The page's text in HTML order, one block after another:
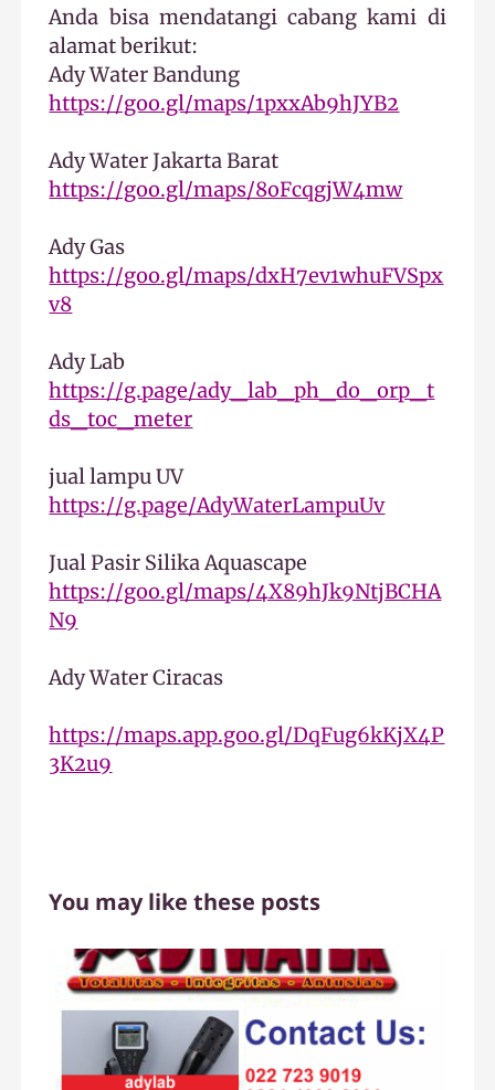
Anda bisa mendatangi cabang kami di
alamat berikut:
Ady Water Bandung
https://goo.gl/maps/1pxxAb9hJYB2
Ady Water Jakarta Barat
https://goo.gl/maps/8oFcqgjW4mw
Ady Gas
https://goo.gl/maps/dxH7ev1whuFVSpx
v8
Ady Lab
https://g.page/ady_lab_ph_do_orp_t
ds_toc_meter
jual lampu UV
https://g.page/AdyWaterLampuUv
Jual Pasir Silika Aquascape
https://goo.gl/maps/4X89hJk9NtjBCHA
N9
Ady Water Ciracas
https://maps.app.goo.gl/DqFug6kKjX4P
3K2u9
You may like these posts